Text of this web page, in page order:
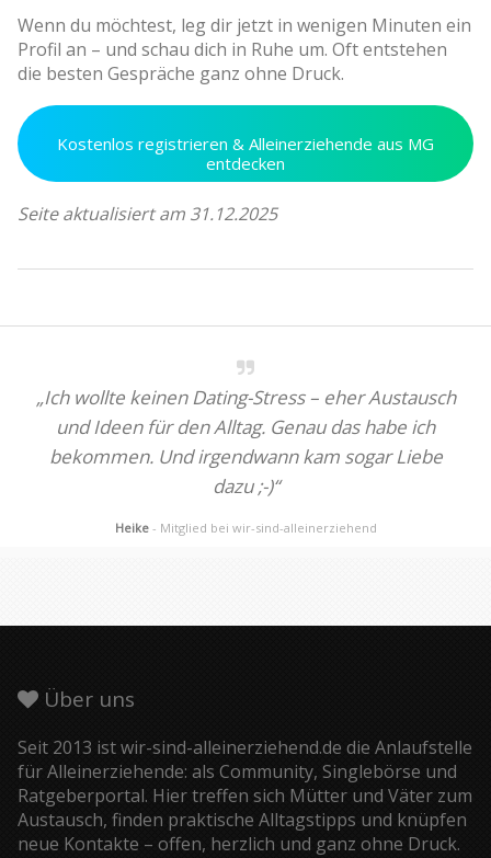
Wenn du möchtest, leg dir jetzt in wenigen Minuten ein
Profil an – und schau dich in Ruhe um. Oft entstehen
die besten Gespräche ganz ohne Druck.
Kostenlos registrieren & Alleinerziehende aus MG
entdecken
Seite aktualisiert am 31.12.2025
„Ich wollte keinen Dating-Stress – eher Austausch
und Ideen für den Alltag. Genau das habe ich
bekommen. Und irgendwann kam sogar Liebe
dazu ;-)“
Heike - Mitglied bei wir-sind-alleinerziehend
Über uns
Seit 2013 ist wir-sind-alleinerziehend.de die Anlaufstelle
für Alleinerziehende: als Community, Singlebörse und
Ratgeberportal. Hier treffen sich Mütter und Väter zum
Austausch, finden praktische Alltagstipps und knüpfen
neue Kontakte – offen, herzlich und ganz ohne Druck.